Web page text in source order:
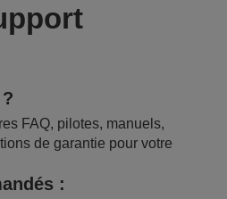
FAQ, pilotes, manuels,
de garantie pour votre
: